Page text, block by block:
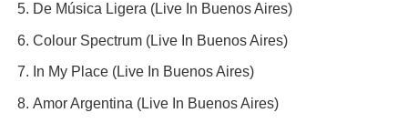
De Música Ligera (Live In Buenos Aires)
Colour Spectrum (Live In Buenos Aires)
In My Place (Live In Buenos Aires)
Amor Argentina (Live In Buenos Aires)